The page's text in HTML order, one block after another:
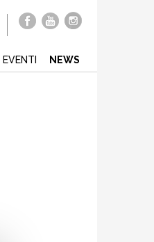
EVENTI NEWS